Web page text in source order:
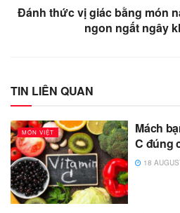
Đánh thức vị giác bằng món
ngon ngất ngây
TIN LIÊN QUAN
MÓN VIỆT
Mách
C đúng
18